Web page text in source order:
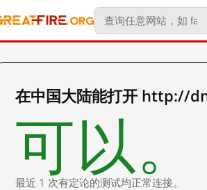
在中国大陆能打开 http://
可以。
最近 1 次有定论的测试均正常连接。